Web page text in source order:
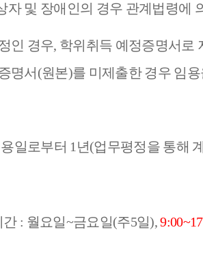
자 및 장애인의 경우 관계법령에
인 경우, 학위취득 예정증명서로
명서 (원본)를 미제출한 경우 임
일로부터 1 년(업무평정을 통해
간 : 월요일~금요일(주5일),